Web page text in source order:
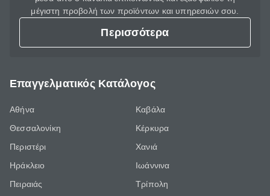
μέγιστη προβολή των προϊόντων και υπηρεσιών σου.
Περισσότερα
Επαγγελματικός Κατάλογος
Αθήνα
Θεσσαλονίκη
Περιστέρι
Ηράκλειο
Πειραιάς
Καβάλα
Κέρκυρα
Χανιά
Ιωάννινα
Τρίπολη